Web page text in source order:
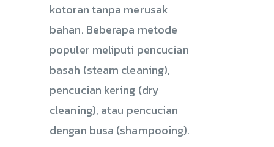
kotoran tanpa merusak
bahan. Beberapa metode
populer meliputi pencucian
basah (steam cleaning),
pencucian kering (dry
cleaning), atau pencucian
dengan busa (shampooing).